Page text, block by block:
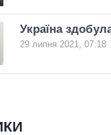
Україна
29 липня 2021, 07:18